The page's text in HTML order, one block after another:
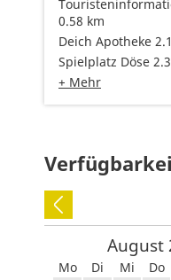
0.58 km
Deich Apotheke
Spielplatz Döse
+ Mehr
August
Mo Di Mi Do